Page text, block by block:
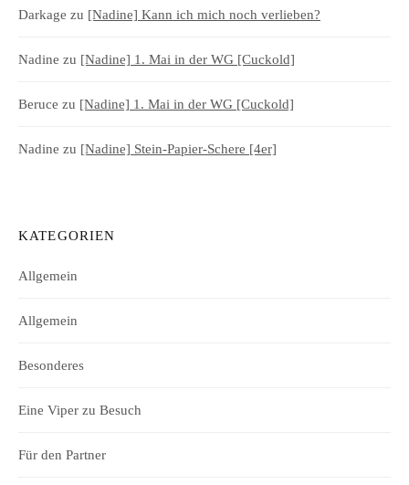
Darkage zu [Nadine] Kann ich mich noch verlieben?
Nadine zu [Nadine] 1. Mai in der WG [Cuckold]
Beruce zu [Nadine] 1. Mai in der WG [Cuckold]
Nadine zu [Nadine] Stein-Papier-Schere [4er]
KATEGORIEN
Allgemein
Allgemein
Besonderes
Eine Viper zu Besuch
Für den Partner